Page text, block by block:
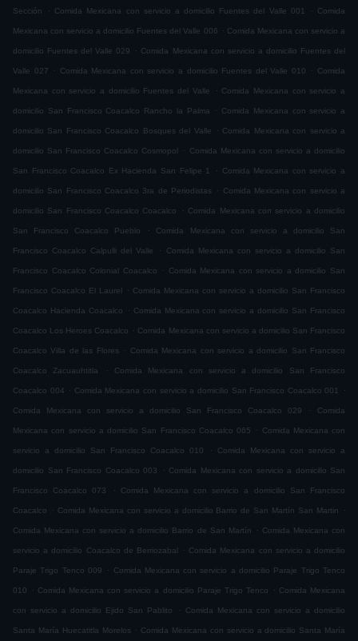
Sección . Comida Mexicana con servicio a domicilio Fuentes del Valle 001 . Comida
Mexicana con servicio a domicilio Fuentes del Valle 006 . Comida Mexicana con servicio a
domicilio Fuentes del Valle 029 . Comida Mexicana con servicio a domicilio Fuentes del
Valle 027 . Comida Mexicana con servicio a domicilio Fuentes del Valle 010 . Comida
Mexicana con servicio a domicilio Fuentes del Valle . Comida Mexicana con servicio a
domicilio San Francisco Coacalco Rancho la Palma . Comida Mexicana con servicio a
domicilio San Francisco Coacalco Bosques del Valle . Comida Mexicana con servicio a
domicilio San Francisco Coacalco Cosmopol . Comida Mexicana con servicio a domicilio
San Francisco Coacalco Ex Hacienda San Felipe 1 . Comida Mexicana con servicio a
domicilio San Francisco Coacalco 3ra de Periodistas . Comida Mexicana con servicio a
domicilio San Francisco Coacalco Coacalco . Comida Mexicana con servicio a domicilio
San Francisco Coacalco Pueblo . Comida Mexicana con servicio a domicilio San
Francisco Coacalco Calpulli del Valle . Comida Mexicana con servicio a domicilio San
Francisco Coacalco Colonial Coacalco . Comida Mexicana con servicio a domicilio San
Francisco Coacalco El Laurel . Comida Mexicana con servicio a domicilio San Francisco
Coacalco Hacienda Coacalco . Comida Mexicana con servicio a domicilio San Francisco
Coacalco Los Heroes Coacalco . Comida Mexicana con servicio a domicilio San Francisco
Coacalco Villa de las Flores . Comida Mexicana con servicio a domicilio San Francisco
Coacalco Zacuauhtitla . Comida Mexicana con servicio a domicilio San Francisco
Coacalco 004 . Comida Mexicana con servicio a domicilio San Francisco Coacalco 001 .
Comida Mexicana con servicio a domicilio San Francisco Coacalco 029 . Comida
Mexicana con servicio a domicilio San Francisco Coacalco 065 . Comida Mexicana con
servicio a domicilio San Francisco Coacalco 010 . Comida Mexicana con servicio a
domicilio San Francisco Coacalco 003 . Comida Mexicana con servicio a domicilio San
Francisco Coacalco 073 . Comida Mexicana con servicio a domicilio San Francisco
Coacalco . Comida Mexicana con servicio a domicilio Barrio de San Martín San Martin .
Comida Mexicana con servicio a domicilio Barrio de San Martín . Comida Mexicana con
servicio a domicilio Coacalco de Berriozabal . Comida Mexicana con servicio a domicilio
Paraje Trigo Tenco 009 . Comida Mexicana con servicio a domicilio Paraje Trigo Tenco
010 . Comida Mexicana con servicio a domicilio Paraje Trigo Tenco . Comida Mexicana
con servicio a domicilio Ejido San Pablito . Comida Mexicana con servicio a domicilio
Santa María Huecatitla Morelos . Comida Mexicana con servicio a domicilio Santa María